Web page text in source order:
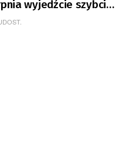
wyjedźcie szybciej